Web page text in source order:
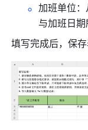
加班单位
与加班日期
填写完成后，保存